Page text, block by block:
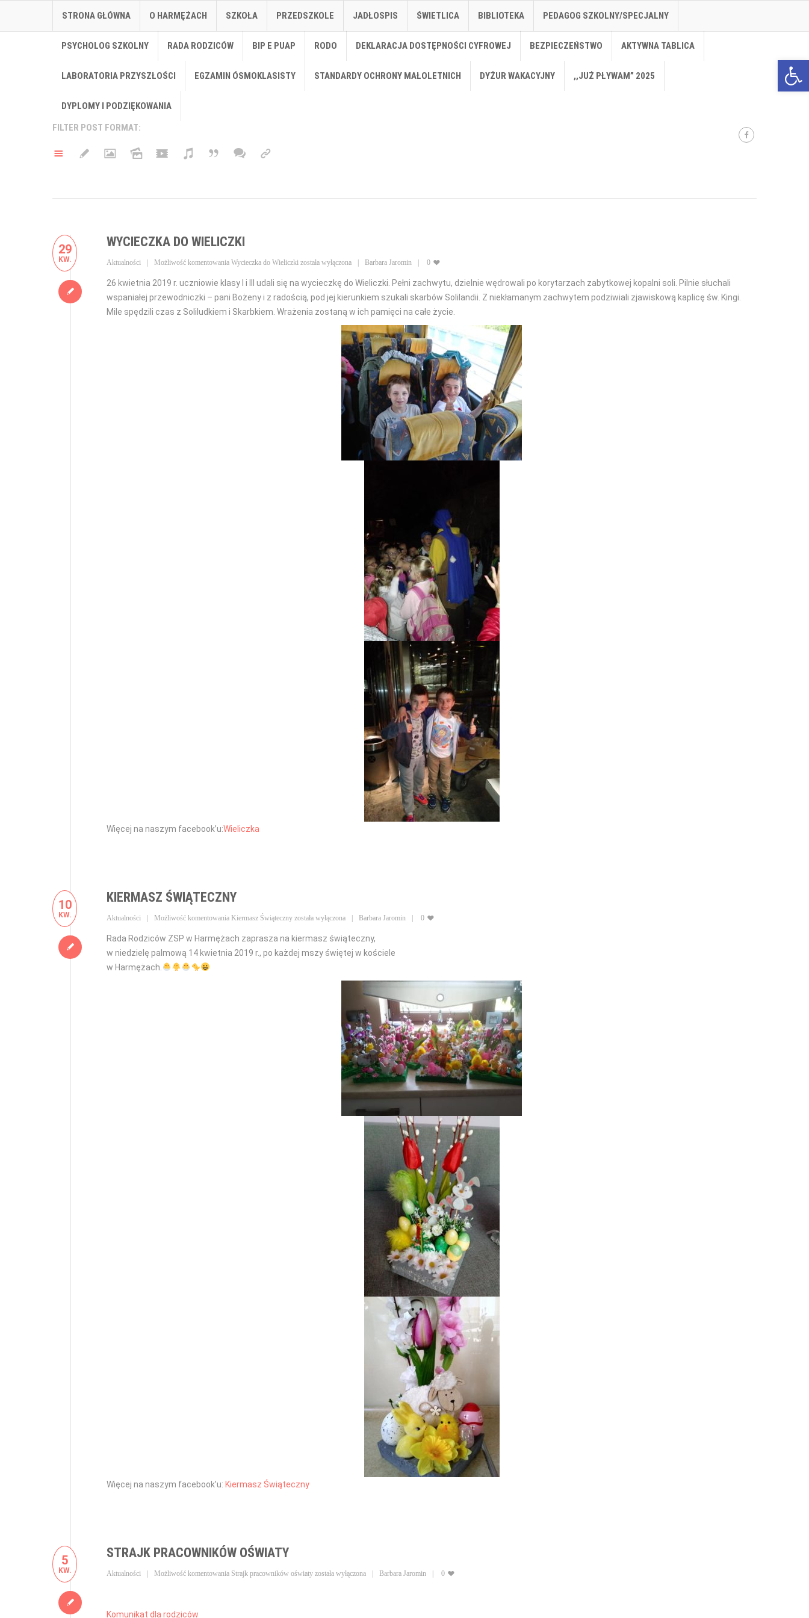
STRONA GŁÓWNA O HARMĘŻACH SZKOŁA PRZEDSZKOLE JADŁOSPIS ŚWIETLICA BIBLIOTEKA PEDAGOG SZKOLNY/SPECJALNY
PSYCHOLOG SZKOLNY RADA RODZICÓW BIP E PUAP RODO DEKLARACJA DOSTĘPNOŚCI CYFROWEJ BEZPIECZEŃSTWO AKTYWNA TABLICA
LABORATORIA PRZYSZŁOŚCI EGZAMIN ÓSMOKLASISTY STANDARDY OCHRONY MAŁOLETNICH DYŻUR WAKACYJNY ,,JUŻ PŁYWAM” 2025
DYPLOMY I PODZIĘKOWANIA
FILTER POST FORMAT:
29
KW.
WYCIECZKA DO WIELICZKI
Aktualności Możliwość komentowania Wycieczka do Wieliczki została wyłączona Barbara Jaromin 0
26 kwietnia 2019 r. uczniowie klasy I i III udali się na wycieczkę do Wieliczki. Pełni zachwytu, dzielnie wędrowali po korytarzach zabytkowej kopalni soli. Pilnie słuchali
wspaniałej przewodniczki – pani Bożeny i z radością, pod jej kierunkiem szukali skarbów Solilandii. Z niekłamanym zachwytem podziwiali zjawiskową kaplicę św. Kingi.
Mile spędzili czas z Soliludkiem i Skarbkiem. Wrażenia zostaną w ich pamięci na całe życie.
Więcej na naszym facebook’u:Wieliczka
10
KW.
KIERMASZ ŚWIĄTECZNY
Aktualności Możliwość komentowania Kiermasz Świąteczny została wyłączona Barbara Jaromin 0
Rada Rodziców ZSP w Harmężach zaprasza na kiermasz świąteczny,
w niedzielę palmową 14 kwietnia 2019 r., po każdej mszy świętej w kościele
w Harmężach.
Więcej na naszym facebook’u: Kiermasz Świąteczny
5
KW.
STRAJK PRACOWNIKÓW OŚWIATY
Aktualności Możliwość komentowania Strajk pracowników oświaty została wyłączona Barbara Jaromin 0
Komunikat dla rodziców